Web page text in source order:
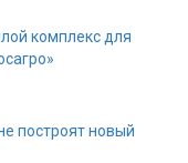
комплекс для
построят новый